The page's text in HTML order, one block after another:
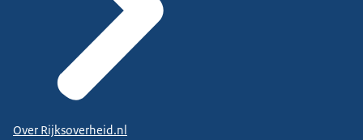
Over Rijksoverheid.nl